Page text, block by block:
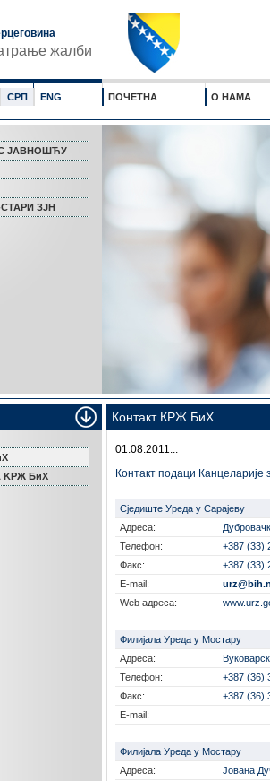
жалби
СРП ENG ПОЧЕТНА О НАМА
ЈАВНОШЋУ
ЗЈН
KРЖ БиХ
Контакт КРЖ БиХ
01.08.2011.::
Контакт подаци
Сједиште Уреда у Сарајеву
Адреса:
Телефон:
+387 (33)
Факс:
+387 (33)
E-mail:
Web адреса:
Филијала Уреда у Мостару
Адреса:
Телефон:
+387 (36)
Факс:
+387 (36)
E-mail:
Филијала Уреда у Мостару
Адреса:
Јована